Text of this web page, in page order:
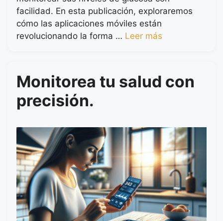
facilidad. En esta publicación, exploraremos
cómo las aplicaciones móviles están
revolucionando la forma … Leer más
Monitorea tu salud con
precisión.